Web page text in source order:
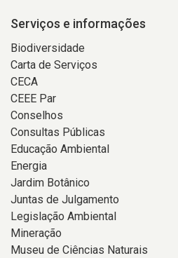
Serviços e informações
Biodiversidade
Carta de Serviços
CECA
CEEE Par
Conselhos
Consultas Públicas
Educação Ambiental
Energia
Jardim Botânico
Juntas de Julgamento
Legislação Ambiental
Mineração
Museu de Ciências Naturais